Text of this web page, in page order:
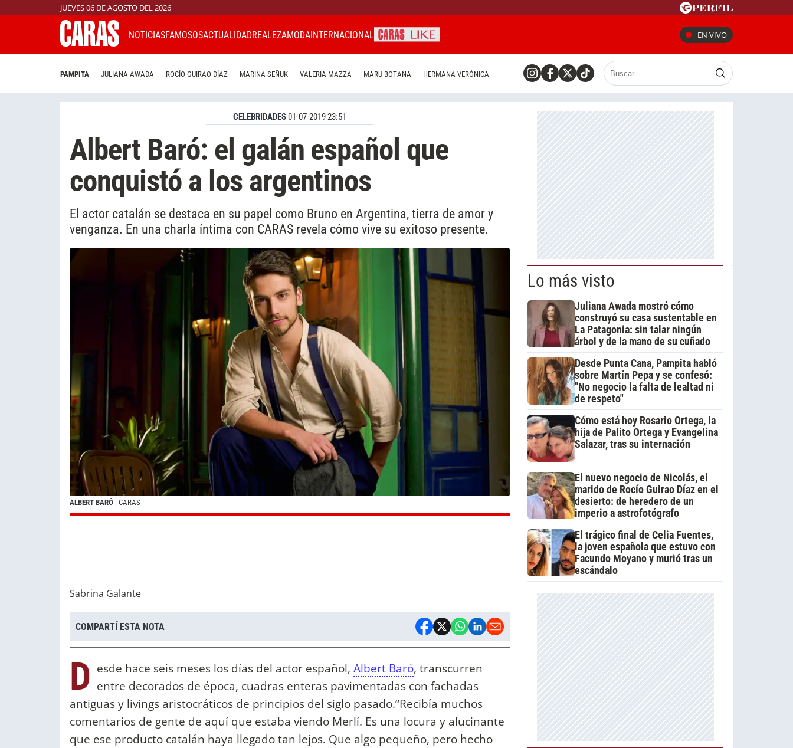
JUEVES 06 DE AGOSTO DEL 2026
NOTICIASFAMOSOSACTUALIDADREALEZAMODAINTERNACIONAL EN VIVO
PAMPITA JULIANA AWADA ROCÍO GUIRAO DÍAZ MARINA SEÑUK VALERIA MAZZA MARU BOTANA HERMANA VERÓNICA
CELEBRIDADES01-07-2019 23:51
Albert Baró: el galán español que
conquistó a los argentinos
El actor catalán se destaca en su papel como Bruno en Argentina, tierra de amor y
venganza. En una charla íntima con CARAS revela cómo vive su exitoso presente.
ALBERT BARÓ | CARAS
Sabrina Galante
COMPARTÍ ESTA NOTA
D esde hace seis meses los días del actor español, Albert Baró, transcurren
entre decorados de época, cuadras enteras pavimentadas con fachadas
antiguas y livings aristocráticos de principios del siglo pasado.“Recibía muchos
comentarios de gente de aquí que estaba viendo Merlí. Es una locura y alucinante
que ese producto catalán haya llegado tan lejos. Que algo pequeño, pero hecho
Lo más visto
Juliana Awada mostró cómo
construyó su casa sustentable en
La Patagonia: sin talar ningún
árbol y de la mano de su cuñado
Desde Punta Cana, Pampita habló
sobre Martín Pepa y se confesó:
"No negocio la falta de lealtad ni
de respeto"
Cómo está hoy Rosario Ortega, la
hija de Palito Ortega y Evangelina
Salazar, tras su internación
El nuevo negocio de Nicolás, el
marido de Rocío Guirao Díaz en el
desierto: de heredero de un
imperio a astrofotógrafo
El trágico final de Celia Fuentes,
la joven española que estuvo con
Facundo Moyano y murió tras un
escándalo